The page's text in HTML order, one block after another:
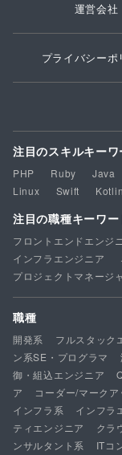
運営会社
プライバシーポ
注目のスキルキーワ
PHP Ruby Java
Linux
Swift Kotlin
注目の職種キーワー
フロントエンドエンジ
インフラエンジニア
プロジェクトマネージ
職種
開発系 フルスタック
ン系SE・プログラマ
御・組込エンジニア
ア
コーダー/マーク
インフラ系
インフラ
ティエンジニア
クラ
ンサルタント系
ITコ